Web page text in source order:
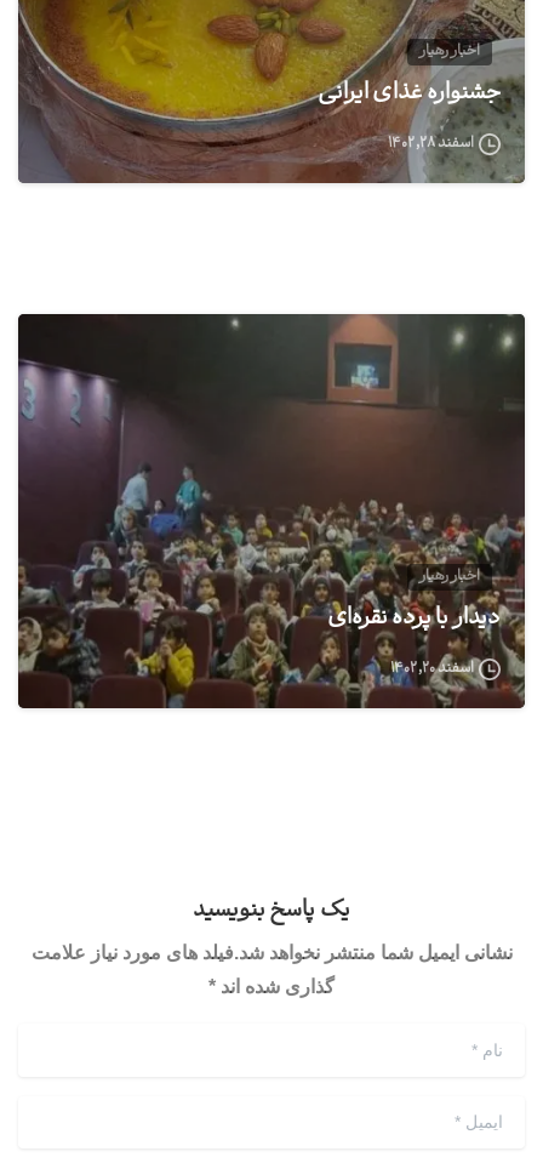
اخبار رهیار
جشنواره غذای ایرانی
اسفند ۲۸, ۱۴۰۲
0
اخبار رهیار
دیدار با پرده نقره‌ای
اسفند ۲۰, ۱۴۰۲
یک پاسخ بنویسید
نشانی ایمیل شما منتشر نخواهد شد.فیلد های مورد نیاز علامت
گذاری شده اند *
نام*
ایمیل *